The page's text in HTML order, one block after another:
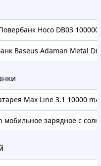
Hoco DB03
Baseus Adaman Metal
Max Line 3.1 10000
зарядное с